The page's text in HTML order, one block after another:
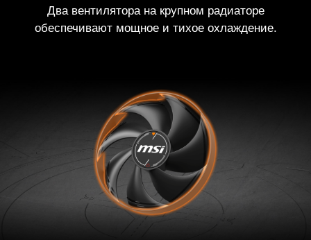
Два вентилятора на крупном радиаторе
обеспечивают мощное и тихое охлаждение.